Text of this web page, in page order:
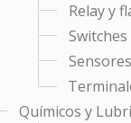
Relay y
Switches
Químicos y